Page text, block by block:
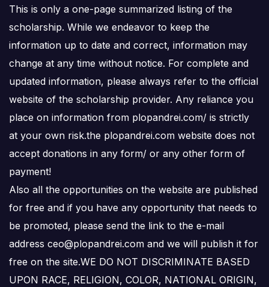
This is only a one-page summarized listing of the
scholarship. While we endeavor to keep the
information up to date and correct, information may
change at any time without notice. For complete and
updated information, please always refer to the official
website of the scholarship provider. Any reliance you
place on information from plopandrei.com/ is strictly
at your own risk.the plopandrei.com website does not
accept donations in any form/ or any other form of
payment!
Also all the opportunities on the website are published
for free and if you have any opportunity that needs to
be promoted, please send the link to the e-mail
address ceo@plopandrei.com and we will publish it for
free on the site.WE DO NOT DISCRIMINATE BASED
UPON RACE, RELIGION, COLOR, NATIONAL ORIGIN,